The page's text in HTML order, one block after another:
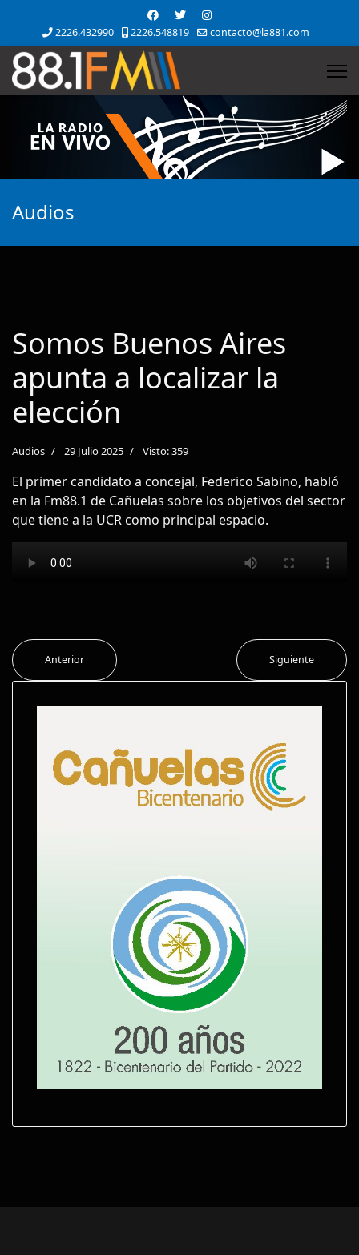
2226.432990 2226.548819 contacto@la881.com
Audios
Somos Buenos Aires
apunta a localizar la
elección
Audios 29 Julio 2025 Visto: 359
El primer candidato a concejal, Federico Sabino, habló
en la Fm88.1 de Cañuelas sobre los objetivos del sector
que tiene a la UCR como principal espacio.
Anterior Siguiente